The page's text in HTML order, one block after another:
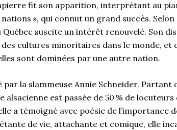
fit son apparition, interprétant au
», qui connut un grand succès. Selon
Québec suscite un intérêt renouvelé. Son
cultures minoritaires dans le monde, et
sont dominées par une autre nation.
la slammeuse Annie Schneider. Partant
alsacienne est passée de 50 % de
a témoigné avec poésie de l’importance
de vie, attachante et comique, elle